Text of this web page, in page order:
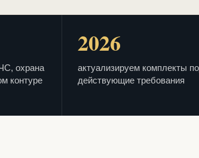
охрана
контуре
2026
актуализируем комплекты
действующие требования